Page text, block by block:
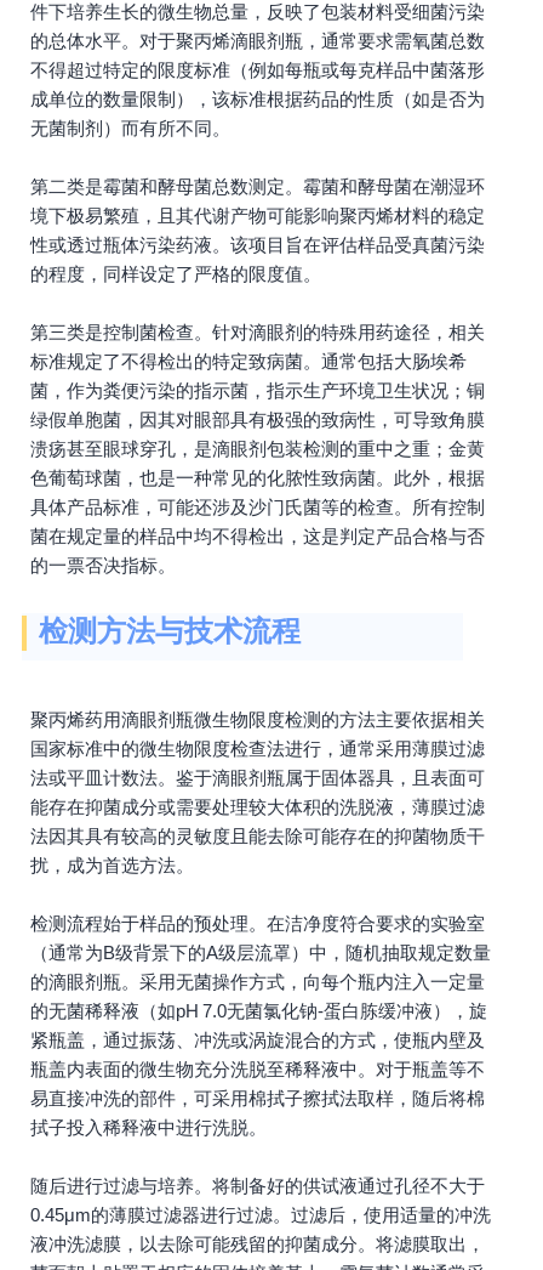
件下培养生长的微生物总量，反映了包装材料受细菌污染
的总体水平。对于聚丙烯滴眼剂瓶，通常要求需氧菌总数
不得超过特定的限度标准（例如每瓶或每克样品中菌落形
成单位的数量限制），该标准根据药品的性质（如是否为
无菌制剂）而有所不同。
第二类是霉菌和酵母菌总数测定。霉菌和酵母菌在潮湿环
境下极易繁殖，且其代谢产物可能影响聚丙烯材料的稳定
性或透过瓶体污染药液。该项目旨在评估样品受真菌污染
的程度，同样设定了严格的限度值。
第三类是控制菌检查。针对滴眼剂的特殊用药途径，相关
标准规定了不得检出的特定致病菌。通常包括大肠埃希
菌，作为粪便污染的指示菌，指示生产环境卫生状况；铜
绿假单胞菌，因其对眼部具有极强的致病性，可导致角膜
溃疡甚至眼球穿孔，是滴眼剂包装检测的重中之重；金黄
色葡萄球菌，也是一种常见的化脓性致病菌。此外，根据
具体产品标准，可能还涉及沙门氏菌等的检查。所有控制
菌在规定量的样品中均不得检出，这是判定产品合格与否
的一票否决指标。
检测方法与技术流程
聚丙烯药用滴眼剂瓶微生物限度检测的方法主要依据相关
国家标准中的微生物限度检查法进行，通常采用薄膜过滤
法或平皿计数法。鉴于滴眼剂瓶属于固体器具，且表面可
能存在抑菌成分或需要处理较大体积的洗脱液，薄膜过滤
法因其具有较高的灵敏度且能去除可能存在的抑菌物质干
扰，成为首选方法。
检测流程始于样品的预处理。在洁净度符合要求的实验室
（通常为B级背景下的A级层流罩）中，随机抽取规定数量
的滴眼剂瓶。采用无菌操作方式，向每个瓶内注入一定量
的无菌稀释液（如pH 7.0无菌氯化钠-蛋白胨缓冲液），旋
紧瓶盖，通过振荡、冲洗或涡旋混合的方式，使瓶内壁及
瓶盖内表面的微生物充分洗脱至稀释液中。对于瓶盖等不
易直接冲洗的部件，可采用棉拭子擦拭法取样，随后将棉
拭子投入稀释液中进行洗脱。
随后进行过滤与培养。将制备好的供试液通过孔径不大于
0.45μm的薄膜过滤器进行过滤。过滤后，使用适量的冲洗
液冲洗滤膜，以去除可能残留的抑菌成分。将滤膜取出，